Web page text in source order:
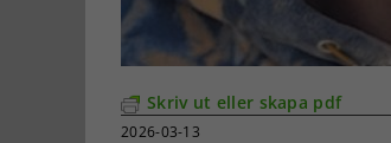
Skriv ut eller skapa pdf
2026-03-13